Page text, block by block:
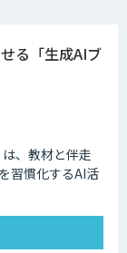
る「生成AIブ
、教材と伴走
習慣化するAI活